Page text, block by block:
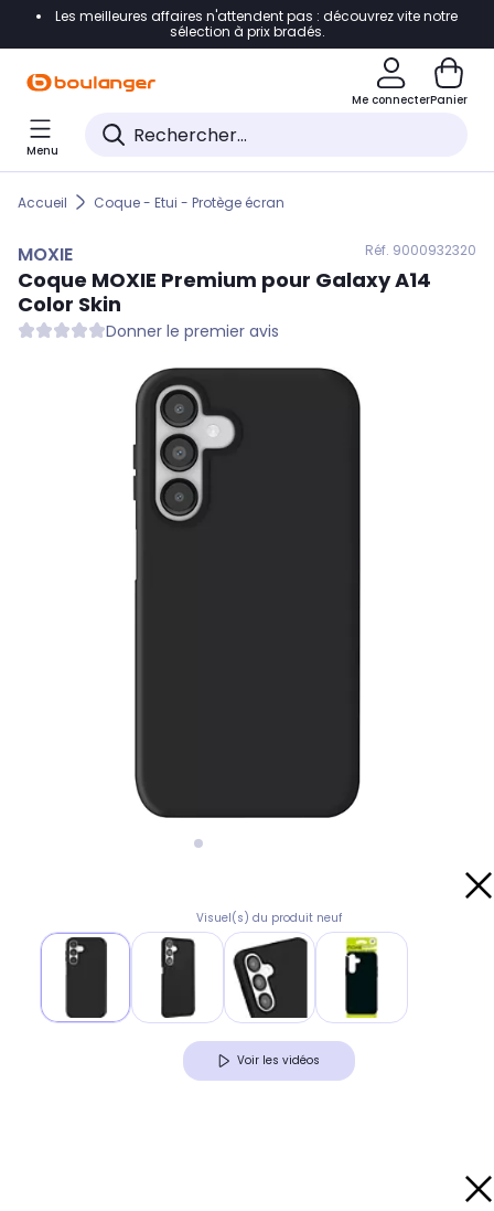
Accéder directement à la navigation
Accéder directement au pied de page
Accéder directement au chatbot
Les meilleures affaires n'attendent pas : découvrez vite notre
sélection à prix bradés.
Me connecterPanier
Menu
Accueil Coque - Etui - Protège écran
MOXIE Réf. 9000932320
Coque MOXIE Premium pour Galaxy A14
Color Skin
Donner le premier avis
Visuel(s) du produit neuf
Voir les vidéos